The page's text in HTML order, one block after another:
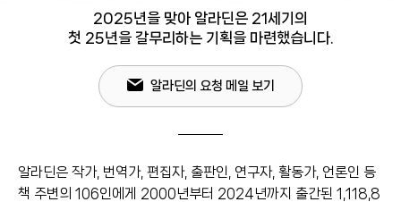
2025년을 맞아 알라딘은 21세기의
첫 25년을 갈무리하는 기획을 마련했습니다.
알라딘의 요청 메일 보기
알라딘은 작가, 번역가, 편집자, 출판인, 연구자, 활동가, 언론인 등
책 주변의 106인에게 2000년부터 2024년까지 출간된 1,118,8